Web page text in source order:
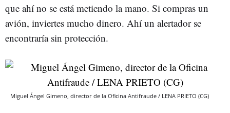
que ahí no se está metiendo la mano. Si compras un
avión, inviertes mucho dinero. Ahí un alertador se
encontraría sin protección.
Miguel Ángel Gimeno, director de la Oficina Antifraude / LENA PRIETO (CG)